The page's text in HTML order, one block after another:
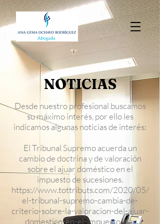
NOTICIAS
Desde nuestro profesional buscamos
su máximo interés, por ello les
indicamos algunas noticias de interés:
El Tribunal Supremo acuerda un
cambio de doctrina y de valoración
sobre el ajuar doméstico en el
impuesto de sucesiones.
https://www.tottributs.com/2020/05/
el-tribunal-supremo-cambia-de-
criterio-sobre-la-valoracion-del-ajuar-
domestico-en-el-impuesto-de-